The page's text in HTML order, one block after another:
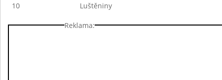
10
Luštěniny
Reklama: